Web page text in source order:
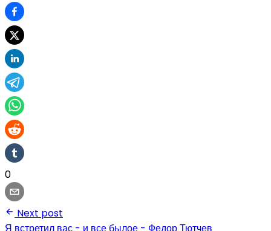
0
Next post
Я встретил вас - и все былое - Федор Тютчев